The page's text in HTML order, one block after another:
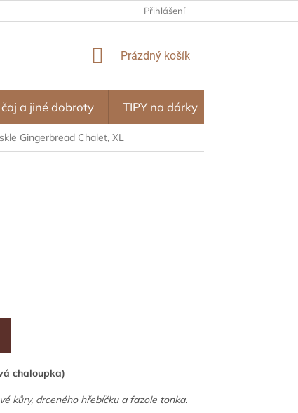
– ODMĚNY ZA NÁKUPY OBCHODNÍ PODMÍNKY
Přihlášení
NÁKUPNÍ
Prázdný košík
a jiné dobroty TIPY na dárky
Gingerbread Chalet, XL
chaloupka)
kůry, drceného hřebíčku a fazole tonka.